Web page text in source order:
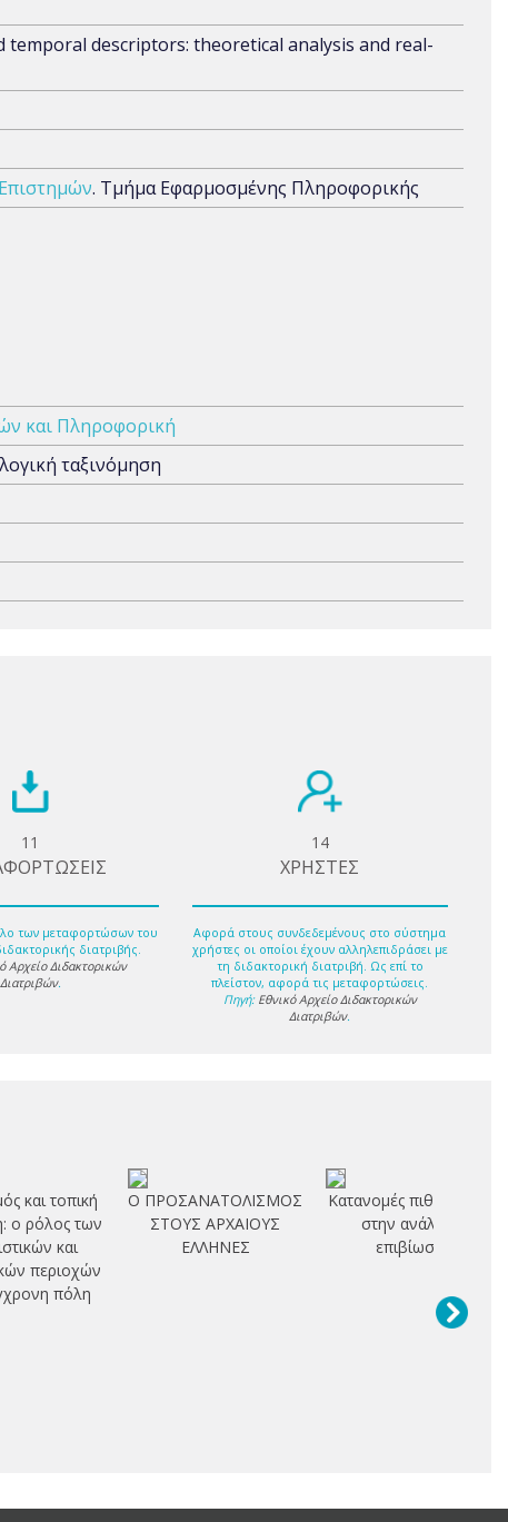
descriptors: theoretical analysis and real-
. Τμήμα Εφαρμοσμένης Πληροφορικής
και Πληροφορική
ταξινόμηση
11
των μεταφορτώσων του
διατριβής.
Αρχείο Διδακτορικών
Διατριβών.
14
ΧΡΗΣΤΕΣ
Αφορά στους συνδεδεμένους στο σύστημα
χρήστες οι οποίοι έχουν αλληλεπιδράσει με
τη διδακτορική διατριβή. Ως επί το
πλείστον, αφορά τις μεταφορτώσεις.
Πηγή: Εθνικό Αρχείο Διδακτορικών
Διατριβών.
και τοπική
ο ρόλος των
και
περιοχών
πόλη
Ο ΠΡΟΣΑΝΑΤΟΛΙΣΜΟΣ
ΣΤΟΥΣ ΑΡΧΑΙΟΥΣ
ΕΛΛΗΝΕΣ
Κατανομές πιθανότητας
στην ανάλυση
επιβίωσης